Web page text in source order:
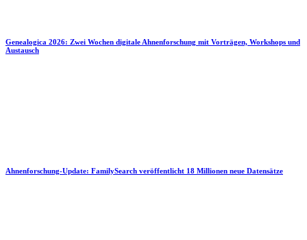
Genealogica 2026: Zwei Wochen digitale Ahnenforschung mit Vorträgen, Workshops und
Austausch
Ahnenforschung-Update: FamilySearch veröffentlicht 18 Millionen neue Datensätze